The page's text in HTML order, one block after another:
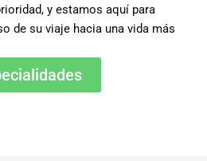
y estamos aquí para
de su viaje hacia una vida más